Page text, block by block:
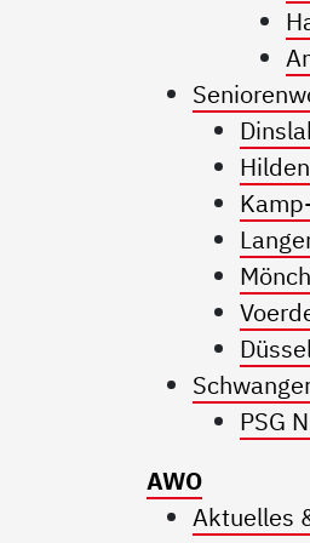
Hilden
PSG
AWO
Aktuelles